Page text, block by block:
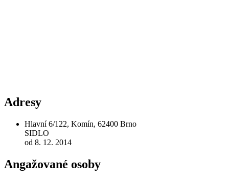
Adresy
Hlavní 6/122, Komín, 62400 Brno
SIDLO
od 8. 12. 2014
Angažované osoby